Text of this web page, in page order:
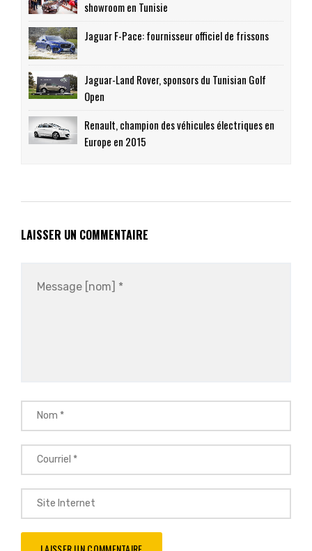
showroom en Tunisie
Jaguar F-Pace: fournisseur officiel de frissons
Jaguar-Land Rover, sponsors du Tunisian Golf
Open
Renault, champion des véhicules électriques en
Europe en 2015
LAISSER UN COMMENTAIRE